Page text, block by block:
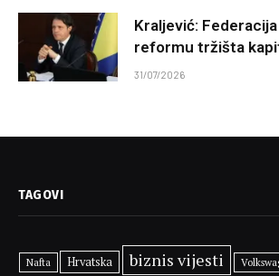
Kraljević:
reformu tržišta
31/07/2026
TAGOVI
Nafta Hrvatska biznis vijesti